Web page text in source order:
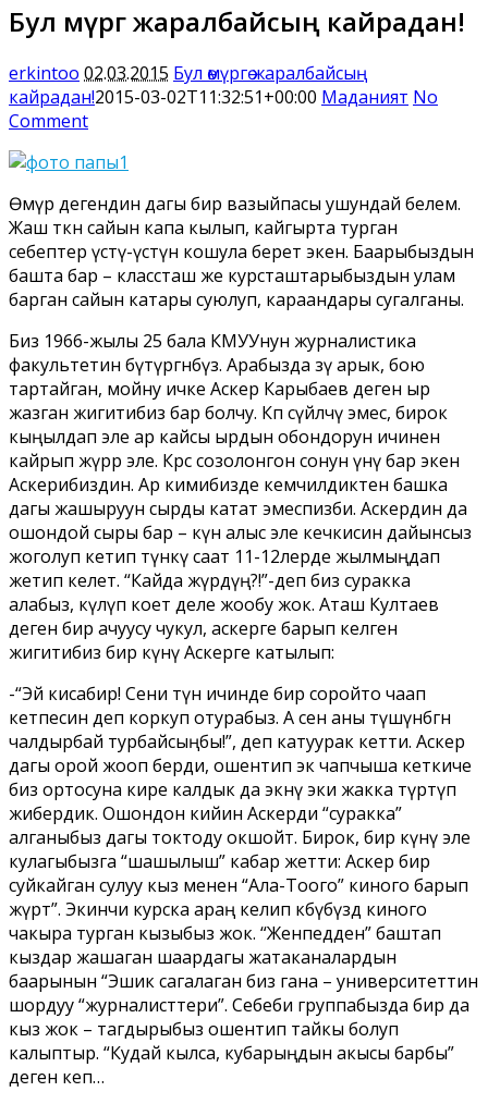
Бул өмүргө жаралбайсың кайрадан!
erkintoo 02.03.2015 Бул өмүргө жаралбайсың
кайрадан!2015-03-02T11:32:51+00:00 Маданият No
Comment
Өмүр дегендин дагы бир вазыйпасы ушундай белем.
Жаш өткөн сайын капа кылып, кайгырта турган
себептер үстү-үстүнө кошула берет экен. Баарыбыздын
башта бар – классташ же курсташтарыбыздын улам
барган сайын катары суюлуп, караандары сугалганы.
Биз 1966-жылы 25 бала КМУУнун журналистика
факультетин бүтүргөнбүз. Арабызда өзү арык, бою
тартайган, мойну ичке Аскер Карыбаев деген ыр
жазган жигитибиз бар болчу. Көп сүйлөчү эмес, бирок
кыңылдап эле ар кайсы ырдын обондорун ичинен
кайрып жүрөөр эле. Көрсө созолонгон сонун үнү бар экен
Аскерибиздин. Ар кимибизде кемчилдиктен башка
дагы жашыруун сырды катат эмеспизби. Аскердин да
ошондой сыры бар – күн алыс эле кечкисин дайынсыз
жоголуп кетип түнкү саат 11-12лерде жылмыңдап
жетип келет. “Кайда жүрдүң?!”-деп биз суракка
алабыз, күлүп коет деле жообу жок. Аташ Култаев
деген бир ачуусу чукул, аскерге барып келген
жигитибиз бир күнү Аскерге катылып:
-“Эй кисабир! Сени түн ичинде бирөө соройто чаап
кетпесин деп коркуп отурабыз. А сен аны түшүнбөгөн
чалдырбай турбайсыңбы!”, деп катуурак кетти. Аскер
дагы орой жооп берди, ошентип экөө чапчыша кеткиче
биз ортосуна кире калдык да экөөнү эки жакка түртүп
жибердик. Ошондон кийин Аскерди “суракка”
алганыбыз дагы токтоду окшойт. Бирок, бир күнү эле
кулагыбызга “шашылыш” кабар жетти: Аскер бир
суйкайган сулуу кыз менен “Ала-Тоого” киного барып
жүрөт”. Экинчи курска араң келип көбүбүздө киного
чакыра турган кызыбыз жок. “Женпедден” баштап
кыздар жашаган шаардагы жатаканалардын
баарынын “Эшик сагалаган биз гана – университеттин
шордуу “журналисттери”. Себеби группабызда бир да
кыз жок – тагдырыбыз ошентип тайкы болуп
калыптыр. “Кудай кылса, кубарыңдын акысы барбы”
деген кеп…